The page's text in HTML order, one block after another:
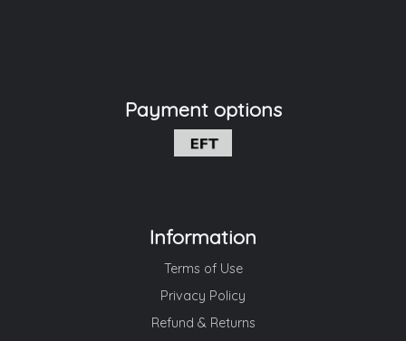
Payment options
Information
Terms of Use
Privacy Policy
Refund & Returns